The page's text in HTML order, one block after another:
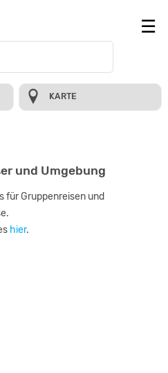
KARTE
und Umgebung
für Gruppenreisen und
hier.